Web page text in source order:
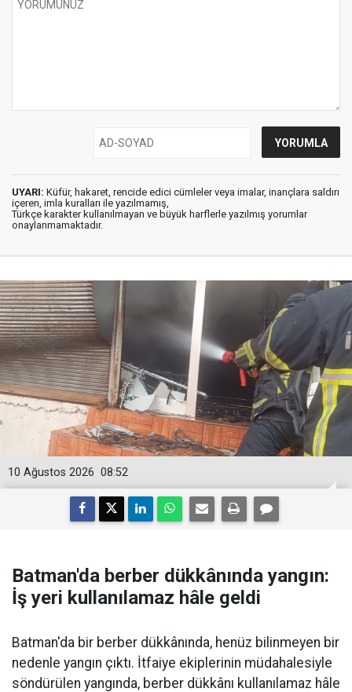
UYARI: Küfür, hakaret, rencide edici cümleler veya imalar, inançlara saldırı
içeren, imla kuralları ile yazılmamış,
Türkçe karakter kullanılmayan ve büyük harflerle yazılmış yorumlar
onaylanmamaktadır.
08:52
10 Ağustos 2026
Batman'da berber dükkânında yangın:
İş yeri kullanılamaz hâle geldi
Batman'da bir berber dükkânında, henüz bilinmeyen bir
nedenle yangın çıktı. İtfaiye ekiplerinin müdahalesiyle
söndürülen yangında, berber dükkânı kullanılamaz hâle